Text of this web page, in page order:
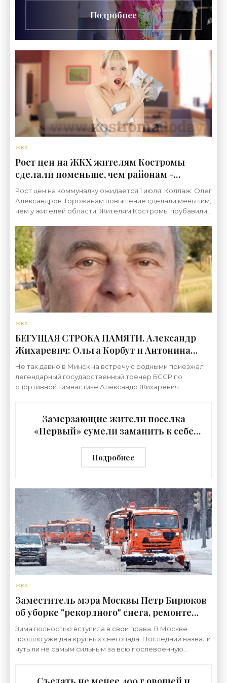
Подробнее
ЖКХ
Рост цен на ЖКХ жителям Костромы
сделали поменьше, чем районам -
«Недвижимость»
Рост цен на коммуналку ожидается 1 июля. Коллаж: Олег
Александров. Горожанам повышение сделали меньшим,
чем у жителей области. Жителям Костромы поубавили
ЖКХ
БЕГУЩАЯ СТРОКА ПАМЯТИ. Александр
Жихаревич: Ольга Корбут и Антонина
Кошель на Олимпиаду в Мюнхене были
включены в последний момент* -
«Свежие новости строительства»
Не так давно в Минск на встречу с родными приезжал
легендарный государственный тренер БССР по
спортивной гимнастике Александр Жихаревич.
Замерзающие жители поселка
«Первый» сумели заманить к себе
Подробнее
ЖКХ
Заместитель мэра Москвы Петр Бирюков
об уборке "рекордного" снега, ремонте
дорог и мигрантах в ЖКХ - «ЖКХ»
Зима полностью вступила в свои права. В Москве
прошло уже два крупных снегопада. Последний назвали
чуть ли не самым сильным за всю послевоенную